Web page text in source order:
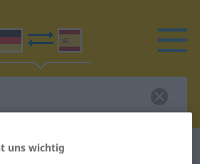
Wörterbuch
uns wichtig